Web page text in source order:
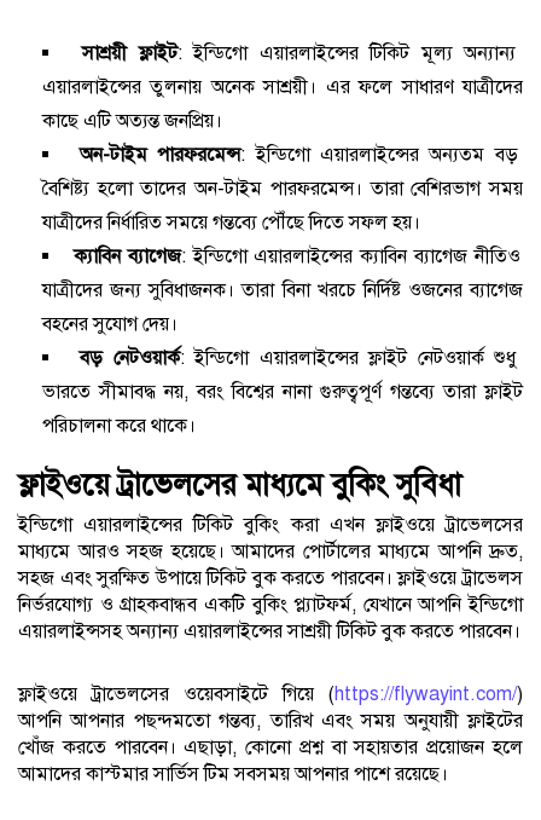
সাশ্রয়ী ফ্লাইট: ইন্ডিগো এয়ারলাইন্সের টিকিট মূল্য অন্যান্য
এয়ারলাইন্সের তুলনায় অনেক সাশ্রয়ী। এর ফলে সাধারণ যাত্রীদের
কাছে এটি অত্যন্ত জনপ্রিয়।
অন-টাইম পারফরমেন্স: ইন্ডিগো এয়ারলাইন্সের অন্যতম বড়
বৈশিষ্ট্য হলো তাদের অন-টাইম পারফরমেন্স। তারা বেশিরভাগ সময়
যাত্রীদের নির্ধারিত সময়ে গন্তব্যে পৌঁছে দিতে সফল হয়।
ক্যাবিন ব্যাগেজ: ইন্ডিগো এয়ারলাইন্সের ক্যাবিন ব্যাগেজ নীতিও
যাত্রীদের জন্য সুবিধাজনক। তারা বিনা খরচে নির্দিষ্ট ওজনের ব্যাগেজ
বহনের সুযোগ দেয়।
বড় নেটওয়ার্ক: ইন্ডিগো এয়ারলাইন্সের ফ্লাইট নেটওয়ার্ক শুধু
ভারতে সীমাবদ্ধ নয়, বরং বিশ্বের নানা গুরুত্বপূর্ণ গন্তব্যে তারা ফ্লাইট
পরিচালনা করে থাকে।
ফ্লাইওয়ে ট্রাভেলসের মাধ্যমে বুকিং সুবিধা
ইন্ডিগো এয়ারলাইন্সের টিকিট বুকিং করা এখন ফ্লাইওয়ে ট্রাভেলসের
মাধ্যমে আরও সহজ হয়েছে। আমাদের পোর্টালের মাধ্যমে আপনি দ্রুত,
সহজ এবং সুরক্ষিত উপায়ে টিকিট বুক করতে পারবেন। ফ্লাইওয়ে ট্রাভেলস
নির্ভরযোগ্য ও গ্রাহকবান্ধব একটি বুকিং প্ল্যাটফর্ম, যেখানে আপনি ইন্ডিগো
এয়ারলাইন্সসহ অন্যান্য এয়ারলাইন্সের সাশ্রয়ী টিকিট বুক করতে পারবেন।
ফ্লাইওয়ে ট্রাভেলসের ওয়েবসাইটে গিয়ে (https://flywayint.com/)
আপনি আপনার পছন্দমতো গন্তব্য, তারিখ এবং সময় অনুযায়ী ফ্লাইটের
খোঁজ করতে পারবেন। এছাড়া, কোনো প্রশ্ন বা সহায়তার প্রয়োজন হলে
আমাদের কাস্টমার সার্ভিস টিম সবসময় আপনার পাশে রয়েছে।